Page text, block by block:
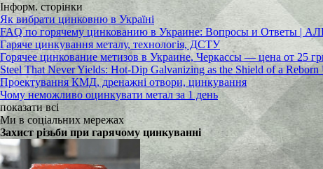
Інформ. сторінки
Як вибрати цинковню в Україні
FAQ по горячему цинкованию в Украине: Вопросы и Ответы |
Гаряче цинкування металу, технологія, ДСТУ
Горячее цинкование метизов в Украине, Черкассы — цена от 25
Steel That Never Yields: Hot-Dip Galvanizing as the Shield of a Reborn
Проектування КМД, дренажні отвори, цинкування
Чому неможливо оцинкувати метал за 1 день
показати всі
Ми в соціальних мережах
Захист різьби при гарячому цинкуванні